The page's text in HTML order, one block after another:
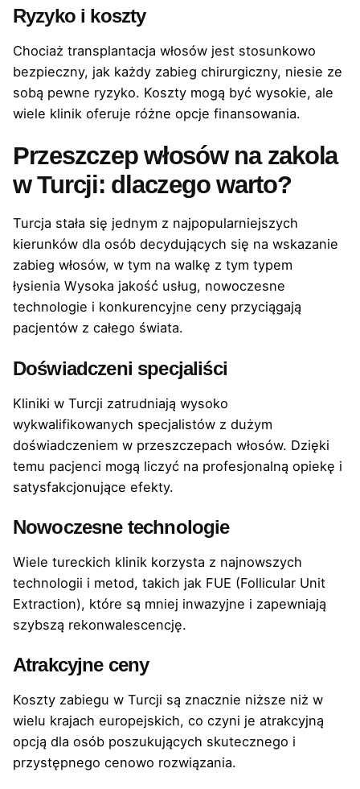
Ryzyko i koszty
Chociaż transplantacja włosów jest stosunkowo
bezpieczny, jak każdy zabieg chirurgiczny, niesie ze
sobą pewne ryzyko. Koszty mogą być wysokie, ale
wiele klinik oferuje różne opcje finansowania.
Przeszczep włosów na zakola
w Turcji: dlaczego warto?
Turcja stała się jednym z najpopularniejszych
kierunków dla osób decydujących się na wskazanie
zabieg włosów, w tym na walkę z tym typem
łysienia Wysoka jakość usług, nowoczesne
technologie i konkurencyjne ceny przyciągają
pacjentów z całego świata.
Doświadczeni specjaliści
Kliniki w Turcji zatrudniają wysoko
wykwalifikowanych specjalistów z dużym
doświadczeniem w przeszczepach włosów. Dzięki
temu pacjenci mogą liczyć na profesjonalną opiekę i
satysfakcjonujące efekty.
Nowoczesne technologie
Wiele tureckich klinik korzysta z najnowszych
technologii i metod, takich jak FUE (Follicular Unit
Extraction), które są mniej inwazyjne i zapewniają
szybszą rekonwalescencję.
Atrakcyjne ceny
Koszty zabiegu w Turcji są znacznie niższe niż w
wielu krajach europejskich, co czyni je atrakcyjną
opcją dla osób poszukujących skutecznego i
przystępnego cenowo rozwiązania.